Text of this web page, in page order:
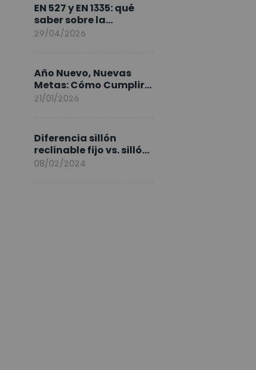
EN 527 y EN 1335: qué
saber sobre la
normativa de los
29/04/2026
Año Nuevo, Nuevas
Metas: Cómo Cumplir
tus Objetivos Fitness
21/01/2026
Diferencia sillón
reclinable fijo vs. sillón
elevable
08/02/2024